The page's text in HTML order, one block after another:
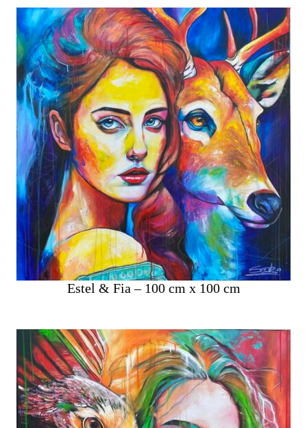
Estel & Fia – 100 cm x 100 cm